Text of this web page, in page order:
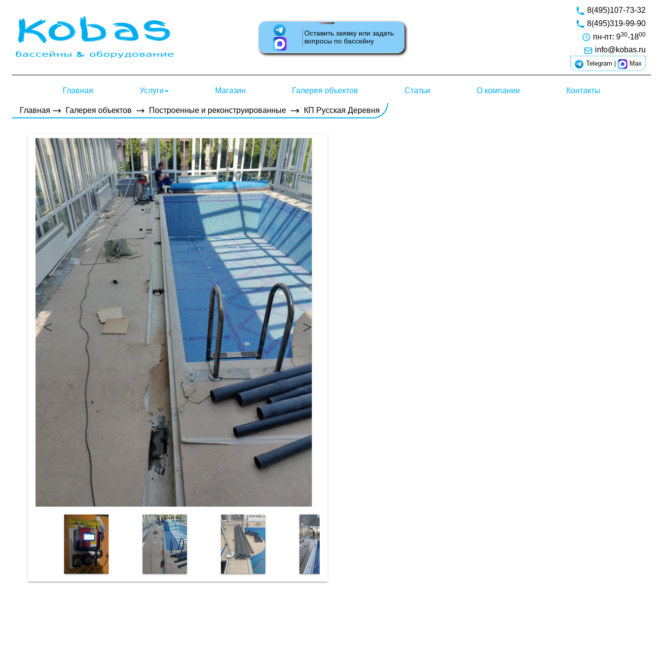
Оставить заявку или задать
вопросы по бассейну
8(495)107-73-32
8(495)319-99-90
пн-пт: 930-1800
info@kobas.ru
Telegram Max
Главная Услуги Магазин Галерея объектов Статьи О компании Контакты
Главная Галерея объектов Построенные и реконструированные КП Русская Деревня